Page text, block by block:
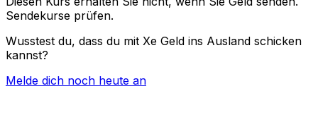
Sendekurse prüfen.
Wusstest du, dass du mit Xe Geld ins Ausland schicken
kannst?
Melde dich noch heute an